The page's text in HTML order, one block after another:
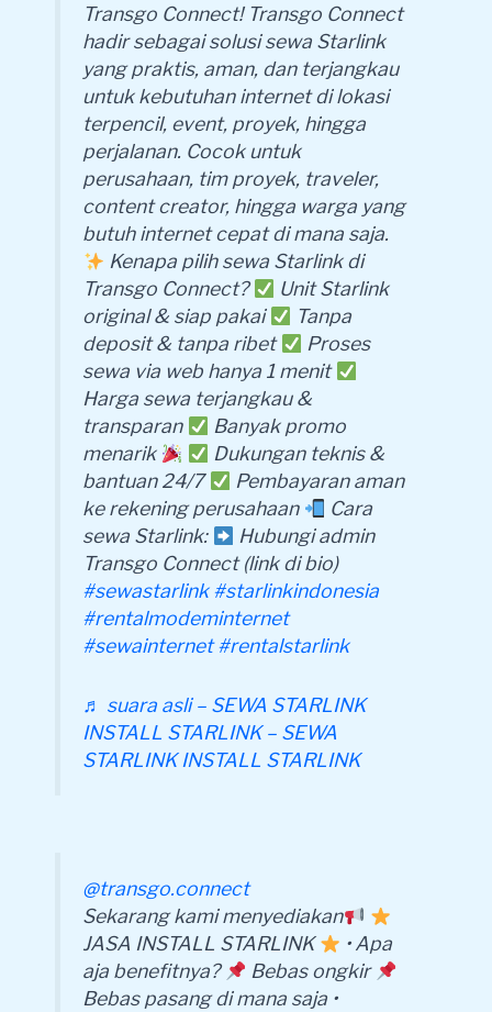
Transgo Connect! Transgo Connect
hadir sebagai solusi sewa Starlink
yang praktis, aman, dan terjangkau
untuk kebutuhan internet di lokasi
terpencil, event, proyek, hingga
perjalanan. Cocok untuk
perusahaan, tim proyek, traveler,
content creator, hingga warga yang
butuh internet cepat di mana saja.
Kenapa pilih sewa Starlink di
Transgo Connect?
Unit Starlink
original & siap pakai
Tanpa
deposit & tanpa ribet
Proses
sewa via web hanya 1 menit
Harga sewa terjangkau &
transparan
Banyak promo
menarik
Dukungan teknis &
bantuan 24/7
Pembayaran aman
ke rekening perusahaan
Cara
sewa Starlink:
Hubungi admin
Transgo Connect (link di bio)
#sewastarlink #starlinkindonesia
#rentalmodeminternet
#sewainternet #rentalstarlink
♬ suara asli – SEWA STARLINK
INSTALL STARLINK – SEWA
STARLINK INSTALL STARLINK
@transgo.connect
Sekarang kami menyediakan
JASA INSTALL STARLINK
• Apa
aja benefitnya?
Bebas ongkir
Bebas pasang di mana saja •